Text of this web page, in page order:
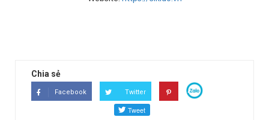
Chia sẻ
Facebook Twitter